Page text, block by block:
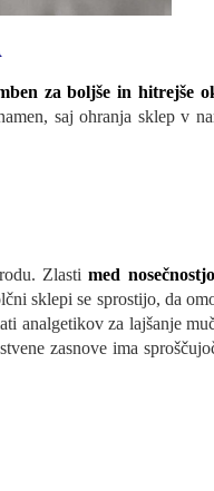
za boljše in hitrejše
saj ohranja sklep v
Zlastimed
sklepi se sprostijo, da
analgetikov za lajšanje
zasnove ima